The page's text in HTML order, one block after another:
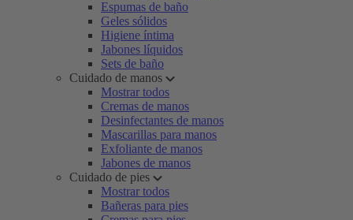
Espumas de baño
Geles sólidos
Higiene íntima
Jabones líquidos
Sets de baño
Cuidado de manos
Mostrar todos
Cremas de manos
Desinfectantes de manos
Mascarillas para manos
Exfoliante de manos
Jabones de manos
Cuidado de pies
Mostrar todos
Bañeras para pies